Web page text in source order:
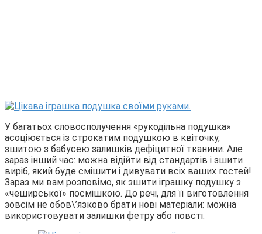
У багатьох словосполучення «рукодільна подушка»
асоціюється із строкатим подушкою в квіточку,
зшитою з бабусею залишків дефіцитної тканини. Але
зараз інший час: можна відійти від стандартів і зшити
виріб, який буде смішити і дивувати всіх ваших гостей!
Зараз ми вам розповімо, як зшити іграшку подушку з
«чеширської» посмішкою. До речі, для її виготовлення
зовсім не обов\’язково брати нові матеріали: можна
використовувати залишки фетру або повсті.